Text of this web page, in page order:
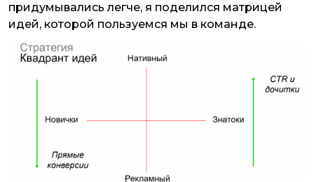
придумывались легче, я поделился матрицей
идей, которой пользуемся мы в команде.